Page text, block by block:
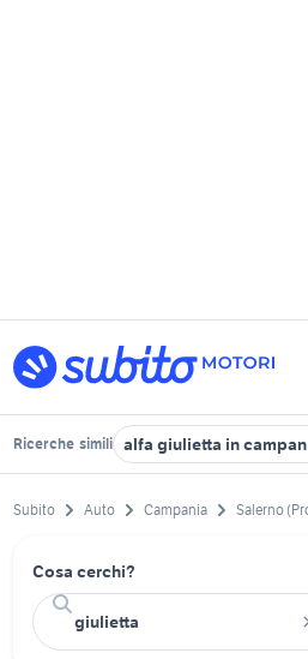
Ricerche simili alfa giulietta in
Subito Auto Campania Salerno
Cosa cerchi?